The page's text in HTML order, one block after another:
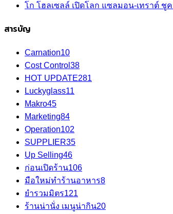
โก โฮลเซลล์ เปิดโลก แซลมอน-เทราต์
สารบัญ
Carnation10
Cost Control 38
HOT UPDATE281
Luckyglass11
Makro45
Marketing84
Operation102
SUPPLIER35
Up Selling46
ก่อนเปิดร้าน106
มือใหม่ทำร้านอาหาร8
ยำรวมมิตร121
ร้านน่านั่ง เมนูน่ากิน20